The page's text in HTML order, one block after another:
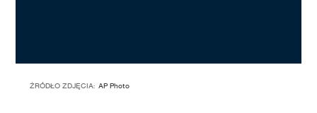
ŹRÓDŁO ZDJĘCIA: AP Photo